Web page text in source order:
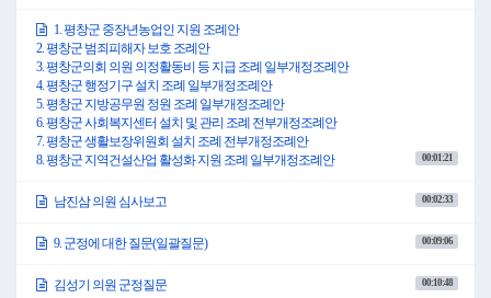
7. 평창군 생활보장위원회 설치 조례 전부개정조례안
8. 평창군 지역건설산업 활성화 지원 조례 일부개정조례안(이상8건 조례심사특별위
원회 제출)
(10시01분)
○의장 심현정: 의사일정 제1항, 평창군 중장년농업인 지원 조례안, 의사일정 제2항, 평
창군 범죄피해자 보호 조례안, 의사일정 제3항, 평창군의회 의원 의정활동비 등 지급
조례 일부개정조례안, 의사일정 제4항, 평창군 행정기구 설치 조례 일부개정조례안,
의사일정 제5항, 평창군 지방공무원 정원 조례 일부개정조례안, 의사일정 제6항, 평창
장위원회 설치 조례 전부개정조례안, 의사일정 제8항, 평창군 지역건설산업 활성화
조례심사특별위원회 위원장이신 남진삼 의원님 나셔서 심사결과를 보고하여 주시
기 바랍니다.
보고에 앞서, 특별위원회 운영과 관련하여 조례안 심사를 해주신 동료의원 여러분께
1. 평창군 중장년농업인 지원 조례안
2. 평창군 범죄피해자 보호 조례안
3. 평창군의회 의원 의정활동비 등 지급 조례 일부개정조례안
4. 평창군 행정기구 설치 조례 일부개정조례안
5. 평창군 지방공무원 정원 조례 일부개정조례안
6. 평창군 사회복지센터 설치 및 관리 조례 전부개정조례안
7. 평창군 생활보장위원회 설치 조례 전부개정조례안
8. 평창군 지역건설산업 활성화 지원 조례 일부개정조례안
00:01:21
남진삼 의원 심사보고 00:02:33
9. 군정에 대한 질문(일괄질문) 00:09:06
김성기 의원 군정질문 00:10:48